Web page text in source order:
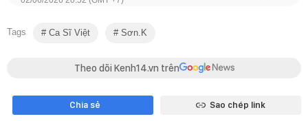
Tags Ca Sĩ Việt Sơn.K
Theo dõi Kenh14.vn trên
Chia sẻ Sao chép link